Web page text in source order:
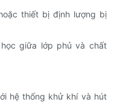
thiết bị định lượng bị
giữa lớp phủ và chất
hệ thống khử khí và hút